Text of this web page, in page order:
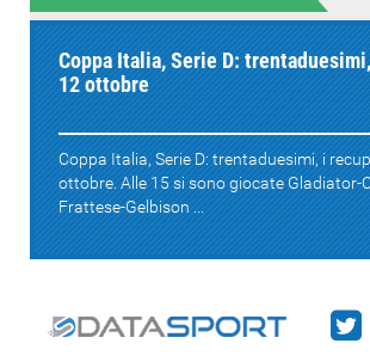
Coppa Italia, Serie D:
12 ottobre
Coppa Italia, Serie D: trentaduesimi, i
ottobre. Alle 15 si sono giocate Gladiator-
Frattese-Gelbison ...